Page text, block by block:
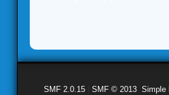
SMF 2.0.15 SMF © 2013 Simple